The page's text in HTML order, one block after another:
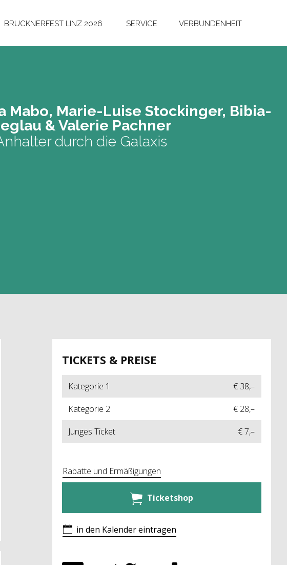
BRUCKNERFEST LINZ 2026 SERVICE VERBUNDENHEIT
Mabo, Ma­rie-Lui­se Stockin­ger, Bi­bia­
& Va­le­rie Pach­ner
durch die Galaxis
TICKETS & PREISE
Kategorie 1
€ 38,–
Kategorie 2
€ 28,–
Junges Ticket
€ 7,–
Rabatte und Ermäßigungen
Ticketshop
in den Kalender eintragen